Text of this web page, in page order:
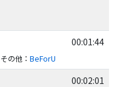
00:01:44
その他 ：BeForU
00:02:01